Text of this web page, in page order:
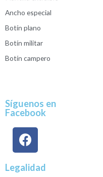
Ancho especial
Botín plano
Botín militar
Botín campero
Síguenos en
Facebook
Legalidad